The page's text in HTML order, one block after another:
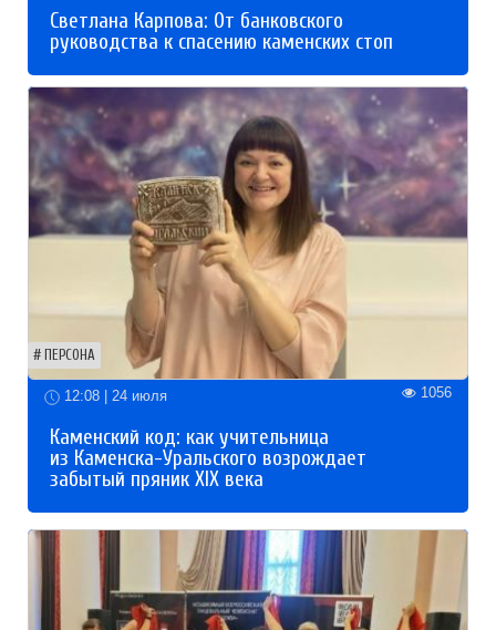
Светлана Карпова: От банковского
руководства к спасению каменских стоп
ПЕРСОНА
12:08 | 24 июля 1056
Каменский код: как учительница
из Каменска-Уральского возрождает
забытый пряник XIX века